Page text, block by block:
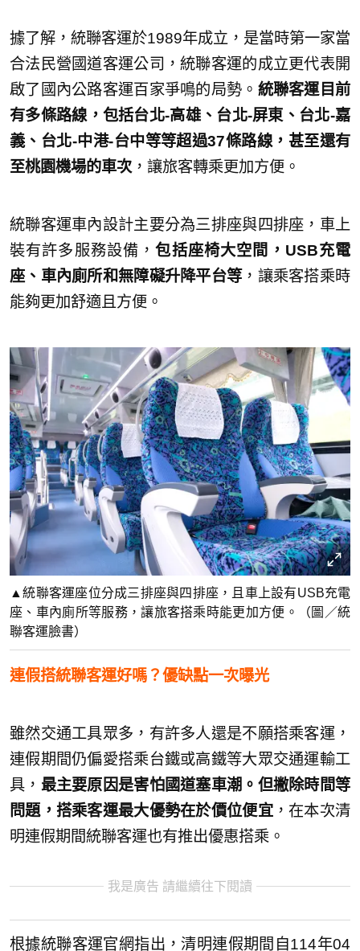
據了解，統聯客運於1989年成立，是當時第一家當
合法民營國道客運公司，統聯客運的成立更代表開
啟了國內公路客運百家爭鳴的局勢。 統聯客運目前
有多條路線，包括台北-高雄、台北-屏東、台北-嘉
義、台北-中港-台中等等超過37條路線，甚至還有
至桃園機場的車次，讓旅客轉乘更加方便。
統聯客運車內設計主要分為三排座與四排座，車上
裝有許多服務設備，包括座椅大空間，USB充電
座、車內廁所和無障礙升降平台等 ，讓乘客搭乘時
能夠更加舒適且方便。
▲統聯客運座位分成三排座與四排座，且車上設有USB充電
座、車內廁所等服務，讓旅客搭乘時能更加方便。（圖／統
聯客運臉書）
連假搭統聯客運好嗎？優缺點一次曝光
雖然交通工具眾多，有許多人還是不願搭乘客運，
連假期間仍偏愛搭乘台鐵或高鐵等大眾交通運輸工
具， 最主要原因是害怕國道塞車潮。但撇除時間等
問題，搭乘客運最大優勢在於價位便宜，在本次清
明連假期間統聯客運也有推出優惠搭乘。
我是廣告 請繼續往下閱讀
根據統聯客運官網指出，清明連假期間自114年04